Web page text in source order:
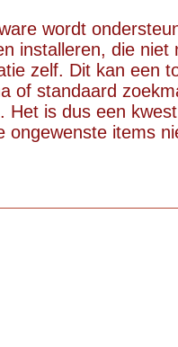
wordt
installeren, die niet
zelf. Dit kan een
of standaard
Het is dus een
ongewenste items